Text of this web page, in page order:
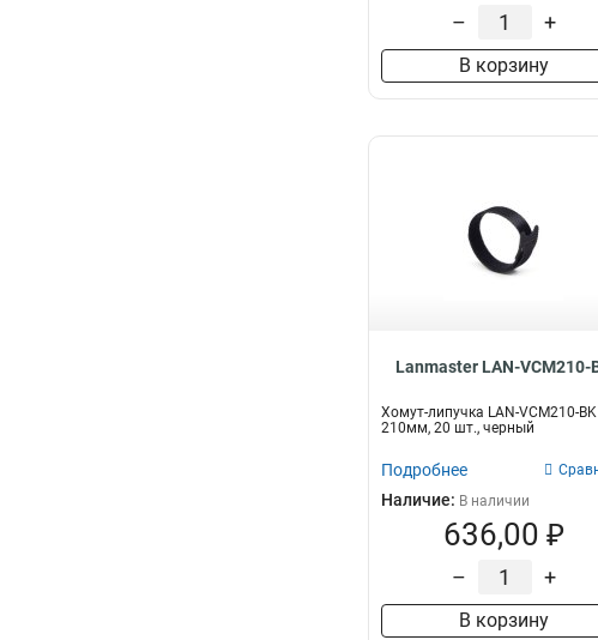
– +
В корзину
Lanmaster LAN-VCM210-
Хомут-липучка LAN-VCM210-BK
210мм, 20 шт., черный
Подробнее
Наличие: В наличии
636,00 ₽
– +
В корзину